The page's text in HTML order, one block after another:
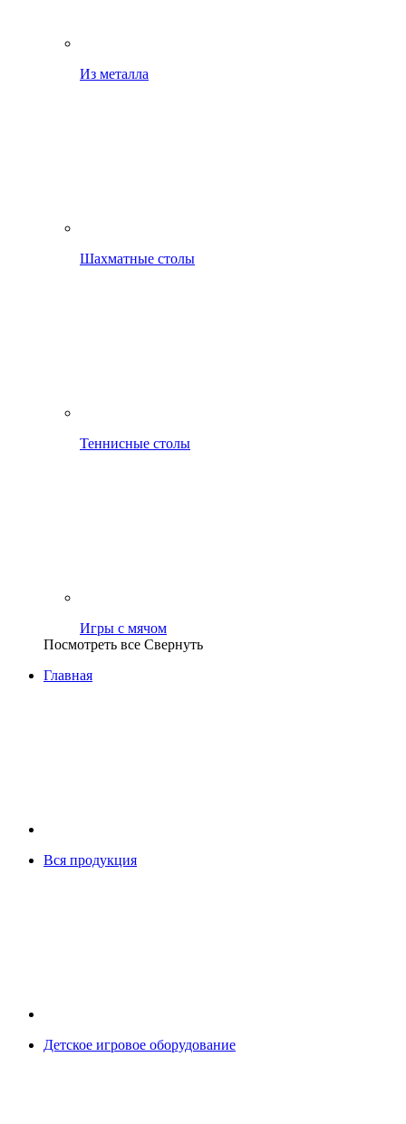
Из металла
Шахматные столы
Теннисные столы
Игры с мячом
Посмотреть все Свернуть
Главная
Вся продукция
Детское игровое оборудование